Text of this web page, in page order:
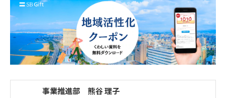
事業推進部 熊谷 理子